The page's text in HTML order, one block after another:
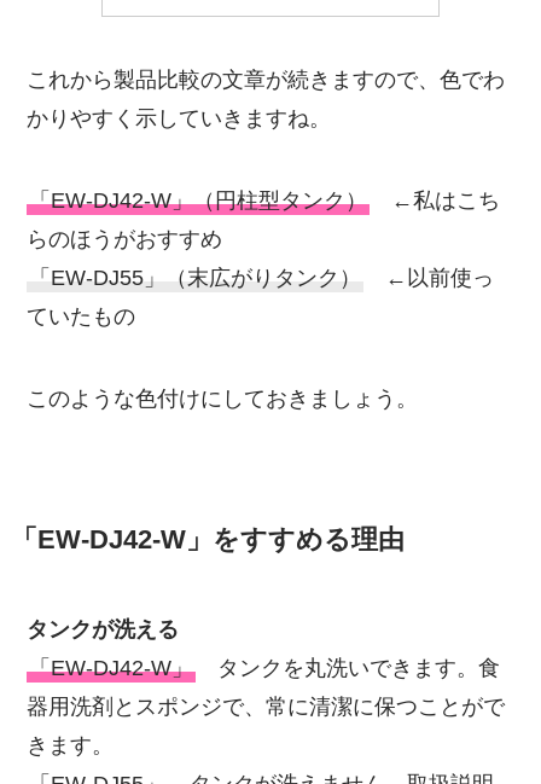
これから製品比較の文章が続きますので、色でわ
かりやすく示していきますね。
「EW-DJ42-W」（円柱型タンク） ←私はこち
らのほうがおすすめ
「EW-DJ55」（末広がりタンク）
←以前使っ
ていたもの
このような色付けにしておきましょう。
「EW-DJ42-W」をすすめる理由
タンクが洗える
「EW-DJ42-W」 タンクを丸洗いできます。食
器用洗剤とスポンジで、常に清潔に保つことがで
きます。